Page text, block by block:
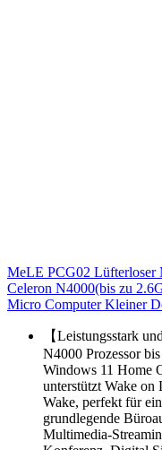
MeLE PCG02 Lüfterloser
Celeron N4000(bis zu
Micro Computer Kleiner
【Leistungsstark
N4000 Prozessor
Windows 11 Home
unterstützt Wake
Wake, perfekt für
grundlegende
Multimedia-